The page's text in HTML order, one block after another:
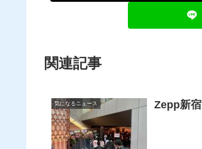
関連記事
気になるニュース Zepp新宿